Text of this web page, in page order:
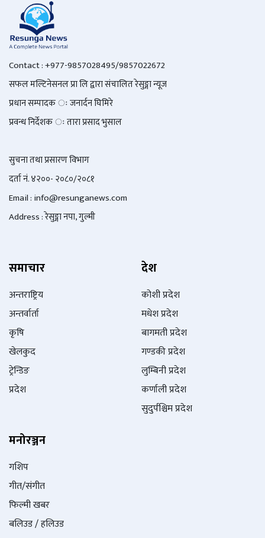
Contact : +977-9857028495/9857022672
सफल मल्टिनेसनल प्रा लि द्वारा संचालित रेसुङ्गा न्यूज
प्रधान सम्पादक ः जनार्दन घिमिरे
प्रवन्ध निर्देशक ः तारा प्रसाद भुसाल
सुचना तथा प्रसारण विभाग
दर्ता नं. ४२००- २०८०/२०८१
Email : info@resunganews.com
Address : रेसुङ्गा नपा, गुल्मी
समाचार
अन्तराष्ट्रिय
अन्तर्वार्ता
कृषि
खेलकुद
ट्रेन्डिङ
प्रदेश
देश
कोशी प्रदेश
मधेश प्रदेश
बागमती प्रदेश
गण्डकी प्रदेश
लुम्बिनी प्रदेश
कर्णाली प्रदेश
सुदुर्पश्चिम प्रदेश
मनोरञ्जन
गशिप
गीत/संगीत
फिल्मी खबर
बलिउड / हलिउड